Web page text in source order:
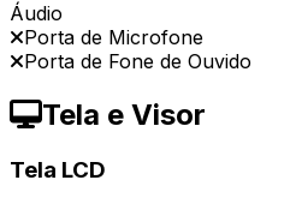
Áudio
Porta de Microfone
Porta de Fone de Ouvido
Tela e Visor
Tela LCD